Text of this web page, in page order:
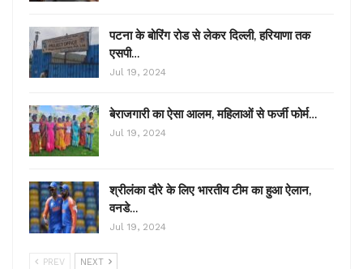
पटना के बोरिंग रोड से लेकर दिल्ली, हरियाणा तक
एसपी…
Jul 19, 2024
बेराजगारी का ऐसा आलम, महिलाओं से फर्जी फोर्म…
Jul 19, 2024
श्रीलंका दौरे के लिए भारतीय टीम का हुआ ऐलान,
वनडे…
Jul 19, 2024
PREV NEXT